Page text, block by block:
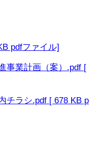
pdfファイル]
事業計画（案）.pdf [
チラシ.pdf [ 678 KB p